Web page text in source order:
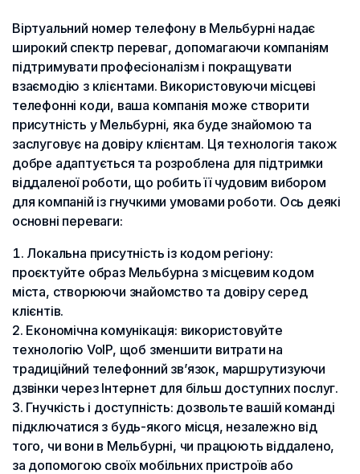
Віртуальний номер телефону в Мельбурні надає
широкий спектр переваг, допомагаючи компаніям
підтримувати професіоналізм і покращувати
взаємодію з клієнтами. Використовуючи місцеві
телефонні коди, ваша компанія може створити
присутність у Мельбурні, яка буде знайомою та
заслуговує на довіру клієнтам. Ця технологія також
добре адаптується та розроблена для підтримки
віддаленої роботи, що робить її чудовим вибором
для компаній із гнучкими умовами роботи. Ось деякі
основні переваги:
Локальна присутність із кодом регіону:
проєктуйте образ Мельбурна з місцевим кодом
міста, створюючи знайомство та довіру серед
клієнтів.
Економічна комунікація: використовуйте
технологію VoIP, щоб зменшити витрати на
традиційний телефонний зв’язок, маршрутизуючи
дзвінки через Інтернет для більш доступних послуг.
Гнучкість і доступність: дозвольте вашій команді
підключатися з будь-якого місця, незалежно від
того, чи вони в Мельбурні, чи працюють віддалено,
за допомогою своїх мобільних пристроїв або